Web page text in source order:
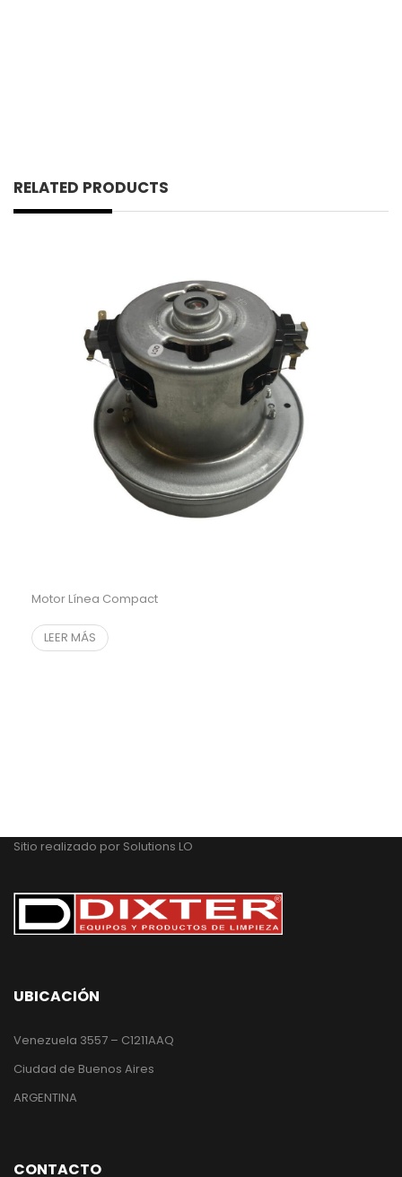
RELATED PRODUCTS
Motor Línea Compact
LEER MÁS
Sitio realizado por Solutions LO
UBICACIÓN
Venezuela 3557 – C1211AAQ
Ciudad de Buenos Aires
ARGENTINA
CONTACTO